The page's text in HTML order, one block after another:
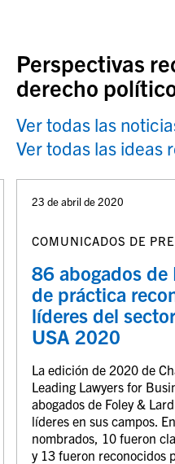
Perspectivas
derecho
Ver todas las
Ver todas las ideas
23 de abril de 2020
COMUNICADOS DE
86 abogados de
de práctica
líderes del
USA 2020
La edición de 2020 de
Leading Lawyers for
abogados de Foley &
líderes en sus campos.
nombrados, 10 fueron
y 13 fueron reconocidos